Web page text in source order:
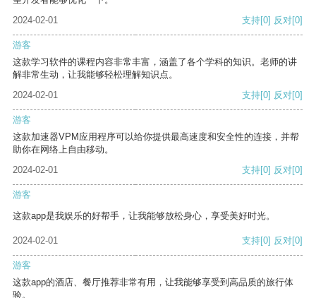
2024-02-01
支持[0] 反对[0]
游客
这款学习软件的课程内容非常丰富，涵盖了各个学科的知识。老师的讲
解非常生动，让我能够轻松理解知识点。
2024-02-01
支持[0] 反对[0]
游客
这款加速器VPM应用程序可以给你提供最高速度和安全性的连接，并帮
助你在网络上自由移动。
2024-02-01
支持[0] 反对[0]
游客
这款app是我娱乐的好帮手，让我能够放松身心，享受美好时光。
2024-02-01 支持[0] 反对[0]
游客
这款app的酒店、餐厅推荐非常有用，让我能够享受到高品质的旅行体
验。